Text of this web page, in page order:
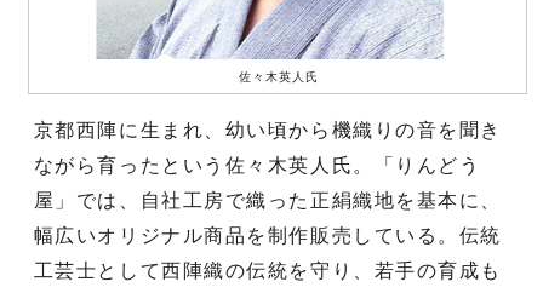
佐々木英人氏
京都西陣に生まれ、幼い頃から機織りの音を聞き
ながら育ったという佐々木英人氏。「りんどう
屋」では、自社工房で織った正絹織地を基本に、
幅広いオリジナル商品を制作販売している。伝統
工芸士として西陣織の伝統を守り、若手の育成も